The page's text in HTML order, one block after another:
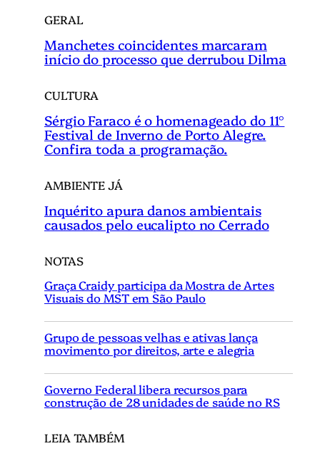
GERAL
Manchetes coincidentes marcaram
início do processo que derrubou Dilma
CULTURA
Sérgio Faraco é o homenageado do 11°
Festival de Inverno de Porto Alegre.
Confira toda a programação.
AMBIENTE JÁ
Inquérito apura danos ambientais
causados pelo eucalipto no Cerrado
NOTAS
Graça Craidy participa da Mostra de Artes
Visuais do MST em São Paulo
Grupo de pessoas velhas e ativas lança
movimento por direitos, arte e alegria
Governo Federal libera recursos para
construção de 28 unidades de saúde no RS
LEIA TAMBÉM